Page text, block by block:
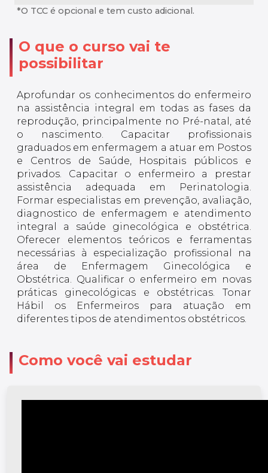
*O TCC é opcional e tem custo adicional.
O que o curso vai te
possibilitar
Aprofundar os conhecimentos do enfermeiro
na assistência integral em todas as fases da
reprodução, principalmente no Pré-natal, até
o nascimento. Capacitar profissionais
graduados em enfermagem a atuar em Postos
e Centros de Saúde, Hospitais públicos e
privados. Capacitar o enfermeiro a prestar
assistência adequada em Perinatologia.
Formar especialistas em prevenção, avaliação,
diagnostico de enfermagem e atendimento
integral a saúde ginecológica e obstétrica.
Oferecer elementos teóricos e ferramentas
necessárias à especialização profissional na
área de Enfermagem Ginecológica e
Obstétrica. Qualificar o enfermeiro em novas
práticas ginecológicas e obstétricas. Tonar
Hábil os Enfermeiros para atuação em
diferentes tipos de atendimentos obstétricos.
Como você vai estudar